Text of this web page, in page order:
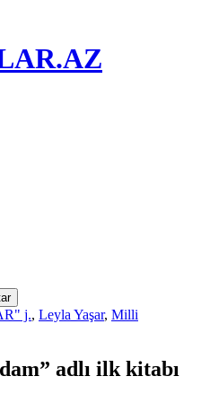
j., Leyla Yaşar, Milli
adlı ilk kitabı